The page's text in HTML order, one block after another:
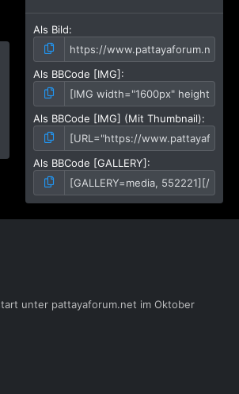
Als Bild
Als BBCode [IMG]
Als BBCode [IMG] (Mit Thumbnail)
Als BBCode [GALLERY]
unter pattayaforum.net im Oktober